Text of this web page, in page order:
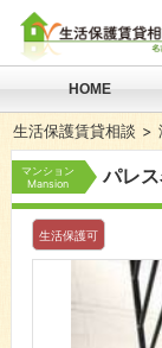
HOME
生活保護賃貸相談
マンション
Mansion
パレス
生活保護可